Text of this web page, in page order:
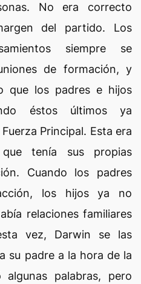
No era correcto
del partido. Los
siempre se
de formación, y
que los padres e hijos
éstos últimos ya
Principal. Esta era
tenía sus propias
Cuando los padres
los hijos ya no
relaciones familiares
vez, Darwin se las
su padre a la hora de la
algunas palabras, pero